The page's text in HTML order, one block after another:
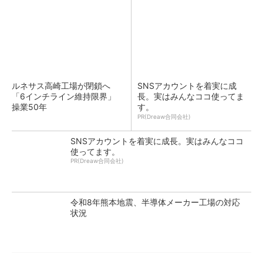
ルネサス高崎工場が閉鎖へ
「6インチライン維持限界」
操業50年
SNSアカウントを着実に成
長。実はみんなココ使ってま
す。
PR(Dreaw合同会社)
SNSアカウントを着実に成長。実はみんなココ
使ってます。
PR(Dreaw合同会社)
令和8年熊本地震、半導体メーカー工場の対応
状況